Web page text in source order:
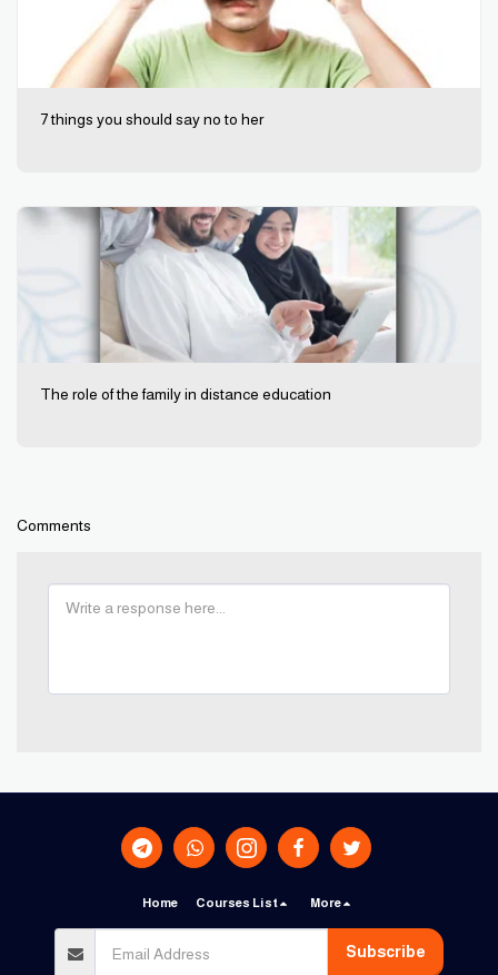
7 things you should say no to her
The role of the family in distance education
Comments
Home Courses List More
Subscribe